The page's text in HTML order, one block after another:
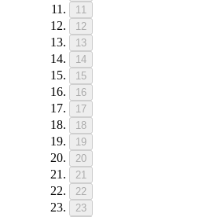
11
12
13
14
15
16
17
18
19
20
21
22
23